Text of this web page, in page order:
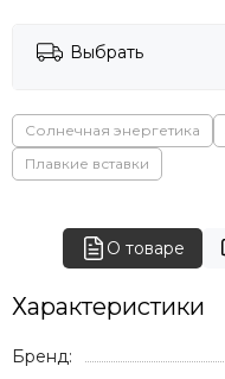
Выбрать
Солнечная энергетика
Плавкие вставки
О товаре
Характеристики
Бренд: